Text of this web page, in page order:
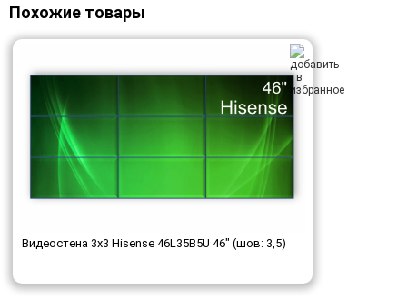
Похожие товары
Видеостена 3x3 Hisense 46L35B5U 46" (шов: 3,5)